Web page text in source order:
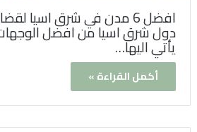
افضل 6 مدن في شرق اسيا
دول شرق اسيا من افضل الوجهات
يأتي اليها…
أكمل القراءة »